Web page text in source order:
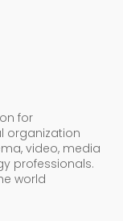
for
organization
video, media
professionals.
world